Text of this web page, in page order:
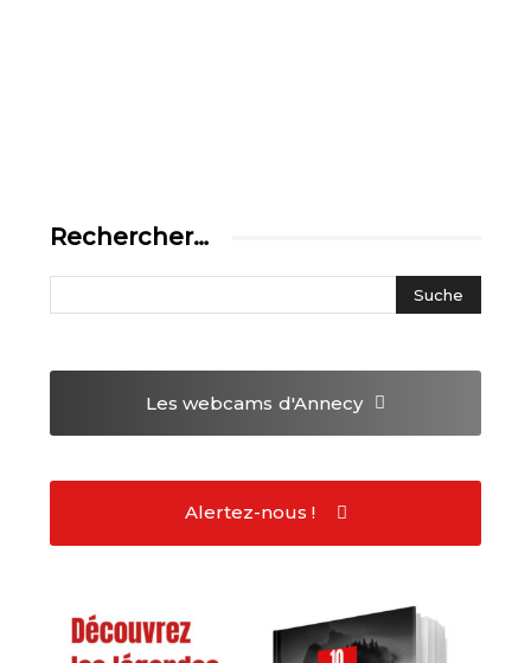
Rechercher…
Les webcams d'Annecy
Alertez-nous !